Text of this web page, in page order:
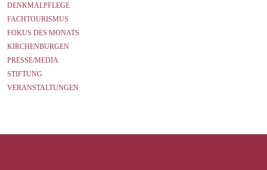
DENKMALPFLEGE
FACHTOURISMUS
FOKUS DES MONATS
KIRCHENBURGEN
PRESSE/MEDIA
STIFTUNG
VERANSTALTUNGEN